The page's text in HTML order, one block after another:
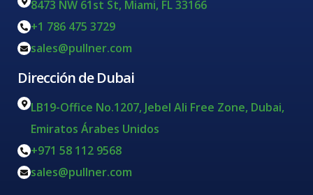
8473 NW 61st St, Miami, FL 33166
+1 786 475 3729
sales@pullner.com
Dirección de Dubai
LB19-Office No.1207, Jebel Ali Free Zone, Dubai,
Emiratos Árabes Unidos
+971 58 112 9568
sales@pullner.com